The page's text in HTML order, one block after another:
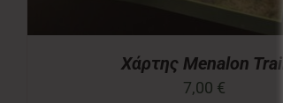
Χάρτης Menalon Trail
7,00 €